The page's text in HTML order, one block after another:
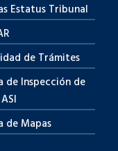
Estatus Tribunal
de Trámites
de Inspección de
de Mapas